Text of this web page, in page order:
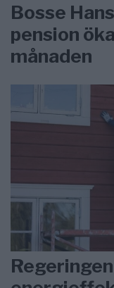
Bosse
pension
månaden